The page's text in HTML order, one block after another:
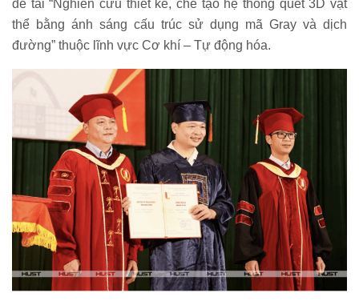
đề tài “Nghiên cứu thiết kế, chế tạo hệ thống quét 3D vật
thể bằng ánh sáng cấu trúc sử dụng mã Gray và dịch
đường” thuộc lĩnh vực Cơ khí – Tự động hóa.